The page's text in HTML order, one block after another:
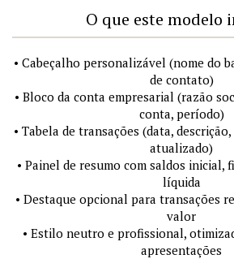
O que este modelo
• Cabeçalho personalizável (nome do
de contato)
• Bloco da conta empresarial (razão
conta, período)
• Tabela de transações (data,
atualizado)
• Painel de resumo com saldos inicial,
líquida
• Destaque opcional para transações
valor
• Estilo neutro e profissional,
apresentações